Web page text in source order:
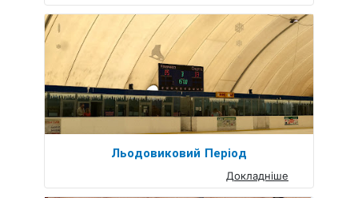
Льодовиковий Період
Докладніше